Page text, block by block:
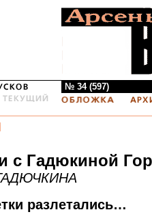
№ 34 (597)
с Гадюкиной
разлетались…